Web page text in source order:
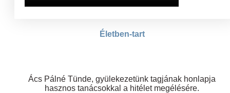
Életben-tart
Ács Pálné Tünde, gyülekezetünk tagjának honlapja
hasznos tanácsokkal a hitélet megélésére.